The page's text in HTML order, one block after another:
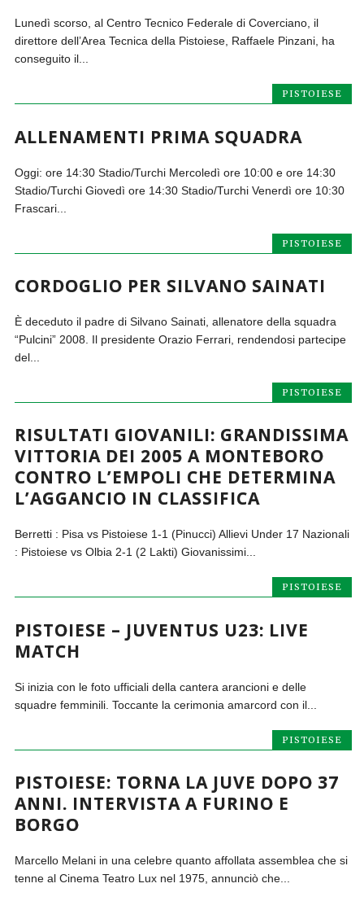
Lunedì scorso, al Centro Tecnico Federale di Coverciano, il
direttore dell’Area Tecnica della Pistoiese, Raffaele Pinzani, ha
conseguito il...
PISTOIESE
ALLENAMENTI PRIMA SQUADRA
Oggi: ore 14:30 Stadio/Turchi Mercoledì ore 10:00 e ore 14:30
Stadio/Turchi Giovedì ore 14:30 Stadio/Turchi Venerdì ore 10:30
Frascari...
PISTOIESE
CORDOGLIO PER SILVANO SAINATI
È deceduto il padre di Silvano Sainati, allenatore della squadra
“Pulcini” 2008. Il presidente Orazio Ferrari, rendendosi partecipe
del...
PISTOIESE
RISULTATI GIOVANILI: GRANDISSIMA
VITTORIA DEI 2005 A MONTEBORO
CONTRO L’EMPOLI CHE DETERMINA
L’AGGANCIO IN CLASSIFICA
Berretti : Pisa vs Pistoiese 1-1 (Pinucci) Allievi Under 17 Nazionali
: Pistoiese vs Olbia 2-1 (2 Lakti) Giovanissimi...
PISTOIESE
PISTOIESE – JUVENTUS U23: LIVE
MATCH
Si inizia con le foto ufficiali della cantera arancioni e delle
squadre femminili. Toccante la cerimonia amarcord con il...
PISTOIESE
PISTOIESE: TORNA LA JUVE DOPO 37
ANNI. INTERVISTA A FURINO E
BORGO
Marcello Melani in una celebre quanto affollata assemblea che si
tenne al Cinema Teatro Lux nel 1975, annunciò che...